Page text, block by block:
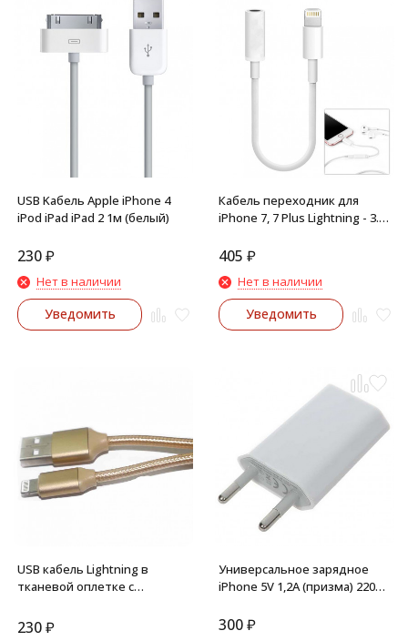
USB Kабель Apple iPhone 4
iPod iPad iPad 2 1м (белый)
230₽
Нет в наличии
Уведомить
Кабель переходник для
iPhone 7, 7 Plus Lightning - 3.5
концевики (серебро)
405 ₽
Нет в наличии
Уведомить
USB кабель Lightning в
тканевой оплетке с
концевиками (золото)
230₽
Универсальное зарядное
iPhone 5V 1,2A (призма) 220V
300₽